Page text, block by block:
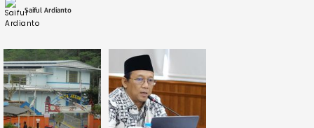
Pembangkit Listrik Tenaga Air ( ....
Saiful Ardianto